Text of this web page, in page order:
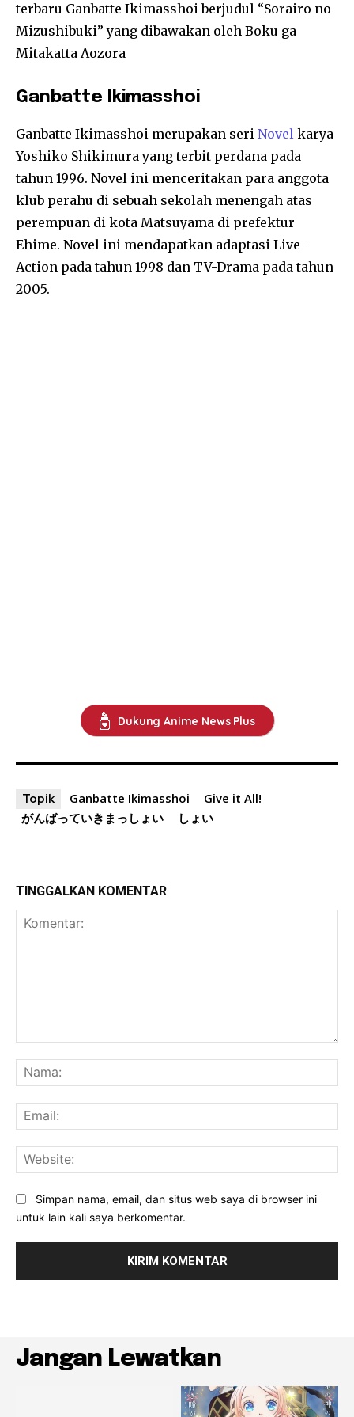
terbaru Ganbatte Ikimasshoi berjudul “Sorairo no
Mizushibuki” yang dibawakan oleh Boku ga
Mitakatta Aozora
Ganbatte Ikimasshoi
Ganbatte Ikimasshoi merupakan seri Novel karya
Yoshiko Shikimura yang terbit perdana pada
tahun 1996. Novel ini menceritakan para anggota
klub perahu di sebuah sekolah menengah atas
perempuan di kota Matsuyama di prefektur
Ehime. Novel ini mendapatkan adaptasi Live-
Action pada tahun 1998 dan TV-Drama pada tahun
2005.
Dukung Anime News Plus
Topik Ganbatte Ikimasshoi
Give it All!
がんばっていきまっしょい
しょい
TINGGALKAN KOMENTAR
Simpan nama, email, dan situs web saya di browser ini
untuk lain kali saya berkomentar.
Jangan Lewatkan